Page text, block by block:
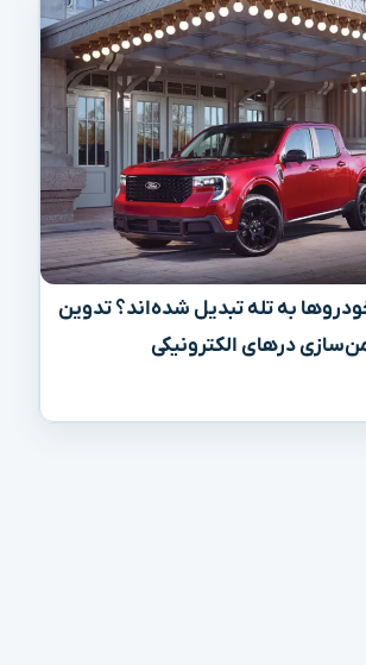
به تله تبدیل شده‌اند؟ تدوین
درهای الکترونیکی